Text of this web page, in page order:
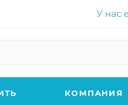
У нас
КОМПАНИЯ